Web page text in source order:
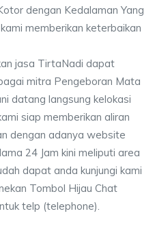
dengan Kedalaman Yang
memberikan keterbaikan
jasa TirtaNadi dapat
mitra Pengeboran Mata
datang langsung kelokasi
siap memberikan aliran
dengan adanya website
24 Jam kini meliputi area
dapat anda kunjungi kami
Tombol Hijau Chat
telp (telephone).